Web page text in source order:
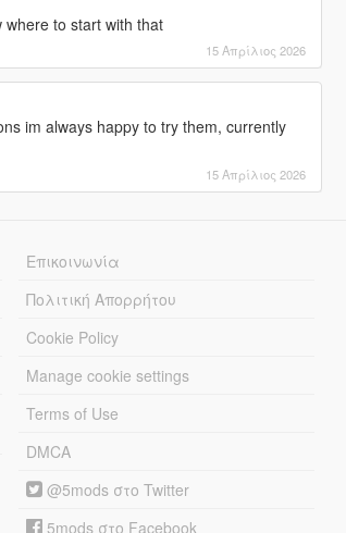
to start with that
15 Απρίλιος 2026
im always happy to try them, currently
15 Απρίλιος 2026
Επικοινωνία
Πολιτική Απορρήτου
Cookie Policy
Manage cookie settings
Terms of Use
DMCA
@5mods στο Twitter
5mods στο Facebook